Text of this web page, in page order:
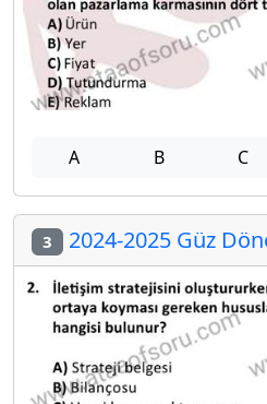
A B C
3 2024-2025 Güz